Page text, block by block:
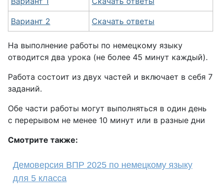
Вариант 2 Скачать ответы
На выполнение работы по немецкому языку
отводится два урока (не более 45 минут каждый).
Работа состоит из двух частей и включает в себя 7
заданий.
Обе части работы могут выполняться в один день
с перерывом не менее 10 минут или в разные дни
Смотрите также:
Демоверсия ВПР 2025 по немецкому языку
для 5 класса